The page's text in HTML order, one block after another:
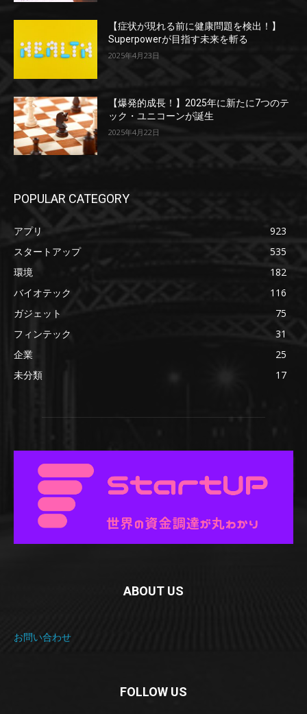
【症状が現れる前に健康問題を検出！】
Superpowerが目指す未来を斬る
2025年4月23日
【爆発的成長！】2025年に新たに7つのテ
ック・ユニコーンが誕生
2025年4月22日
POPULAR CATEGORY
アプリ
923
スタートアップ
535
環境
182
バイオテック
116
ガジェット
75
フィンテック
31
企業
25
未分類
17
ABOUT US
お問い合わせ
FOLLOW US